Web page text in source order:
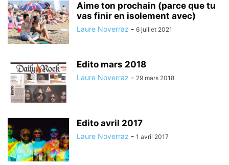
Aime ton prochain (parce que tu
vas finir en isolement avec)
Laure Noverraz - 6 juillet 2021
Edito mars 2018
Laure Noverraz - 29 mars 2018
Edito avril 2017
Laure Noverraz - 1 avril 2017